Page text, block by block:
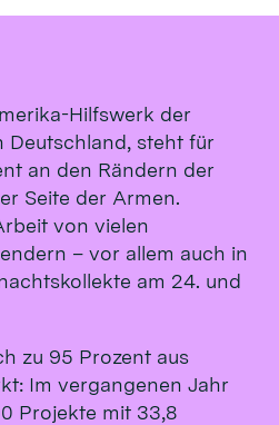
Hilfswerk der
Deutschland, steht für
an den Rändern der
Seite der Armen.
von vielen
– vor allem auch in
am 24. und
zu 95 Prozent aus
Im vergangenen Jahr
Projekte mit 33,8